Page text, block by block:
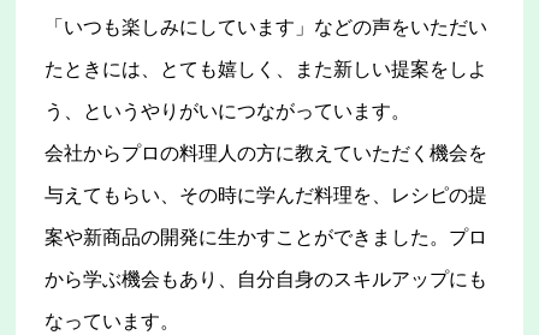
「いつも楽しみにしています」などの声をいただい
たときには、とても嬉しく、また新しい提案をしよ
う、というやりがいにつながっています。
会社からプロの料理人の方に教えていただく機会を
与えてもらい、その時に学んだ料理を、レシピの提
案や新商品の開発に生かすことができました。プロ
から学ぶ機会もあり、自分自身のスキルアップにも
なっています。